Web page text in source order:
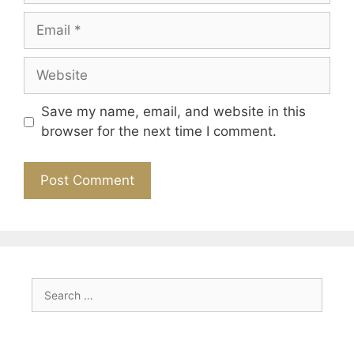
Email
Website
Save my name, email, and website in this
browser for the next time I comment.
for: